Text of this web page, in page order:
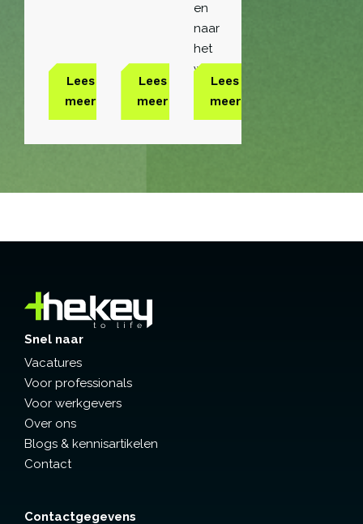
Lees
meer
Lees
meer
en
naar
het
werk
reizen.
Lees
meer
Snel naar
Vacatures
Voor professionals
Voor werkgevers
Over ons
Blogs & kennisartikelen
Contact
Contactgegevens